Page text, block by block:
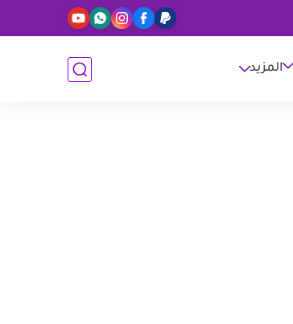
المزيد